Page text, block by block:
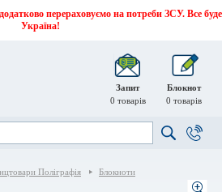
перераховуємо на потреби ЗСУ. Все буде
Україна!
Запит
0 товарів
Блокнот
0 товарів
Поліграфія
Блокноти